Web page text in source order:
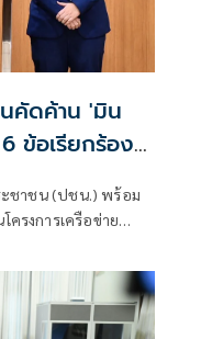
คัดค้าน 'มิน
ข้อเรียกร้อง
ะชาชน (ปชน.) พร้อม
ครงการเครือข่าย
ไทยอย่างเป็นทางการ